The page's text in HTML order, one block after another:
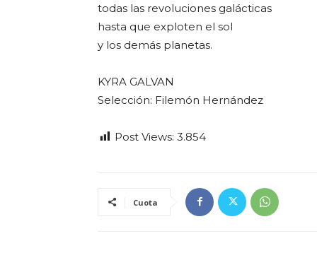
todas las revoluciones galácticas
hasta que exploten el sol
y los demás planetas.
KYRA GALVAN
Selección: Filemón Hernández
Post Views: 3.854
Cuota